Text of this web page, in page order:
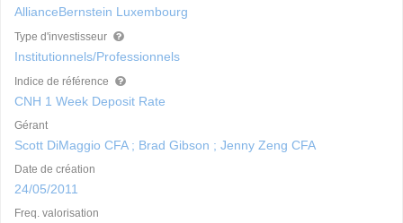
AllianceBernstein Luxembourg
Type d'investisseur
Institutionnels/Professionnels
Indice de référence
CNH 1 Week Deposit Rate
Gérant
Scott DiMaggio CFA ; Brad Gibson ; Jenny Zeng CFA
Date de création
24/05/2011
Freq. valorisation